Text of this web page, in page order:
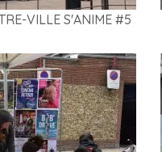
VILLE S'ANIME #5